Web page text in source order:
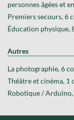
personnes âgées et
Premiers secours, 6
Éducation physique,
Autres
La photographie, 6
Théâtre et cinéma, 1
Robotique / Arduino,